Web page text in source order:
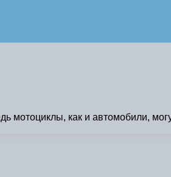
мотоциклы, как и автомобили,